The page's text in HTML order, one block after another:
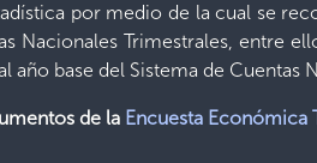
por medio de la cual se
Nacionales Trimestrales, entre
año base del Sistema de
de la Encuesta Económica